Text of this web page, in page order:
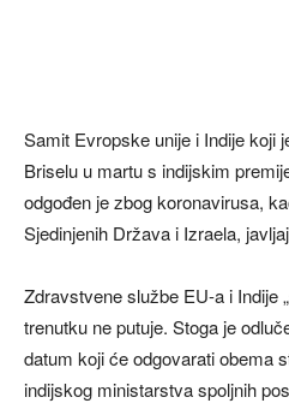
Samit Evropske unije i Indije koji
Briselu u martu s indijskim
odgođen je zbog koronavirusa,
Sjedinjenih Država i Izraela,
Zdravstvene službe EU-a i Indije
trenutku ne putuje. Stoga je
datum koji će odgovarati obema
indijskog ministarstva spoljnih